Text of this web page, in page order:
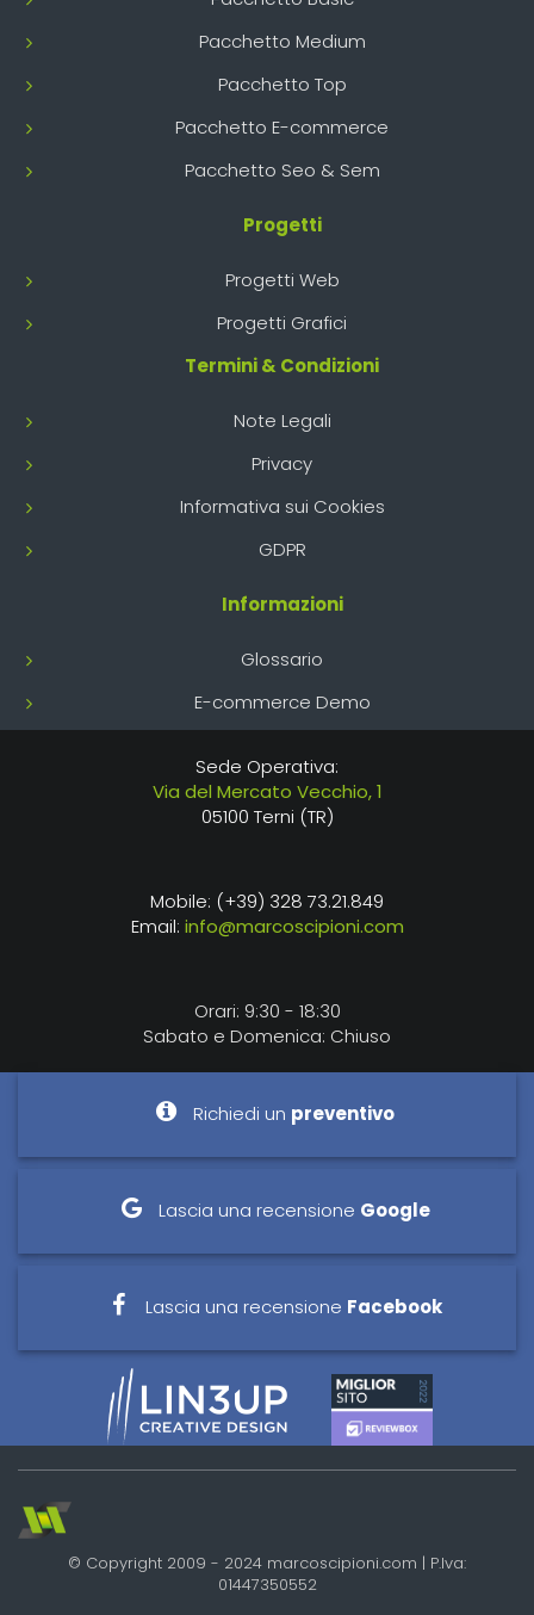
Pacchetto Medium
Pacchetto Top
Pacchetto E-commerce
Pacchetto Seo & Sem
Progetti
Progetti Web
Progetti Grafici
Termini & Condizioni
Note Legali
Privacy
Informativa sui Cookies
GDPR
Informazioni
Glossario
E-commerce Demo
Sede Operativa:
Via del Mercato Vecchio, 1
05100 Terni (TR)
Mobile: (+39) 328 73.21.849
Email: info@marcoscipioni.com
Orari: 9:30 - 18:30
Sabato e Domenica: Chiuso
Richiedi un preventivo
Lascia una recensione Google
Lascia una recensione Facebook
© Copyright 2009 - 2024 marcoscipioni.com | P.Iva:
01447350552